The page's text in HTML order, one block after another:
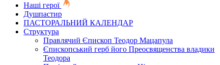
Наші герої
Душпастир
ПАСТОРАЛЬНИЙ КАЛЕНДАР
Структура
Правлячий Єпископ Теодор Мацапула
Єпископський герб його Преосвященства владики
Теодора